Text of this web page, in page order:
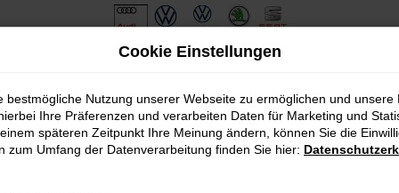
Cookie Einstellungen
bestmögliche Nutzung unserer Webseite zu ermöglichen und unsere
Ihre Präferenzen und verarbeiten Daten für Marketing und
späteren Zeitpunkt Ihre Meinung ändern, können Sie die
zum Umfang der Datenverarbeitung finden Sie hier: